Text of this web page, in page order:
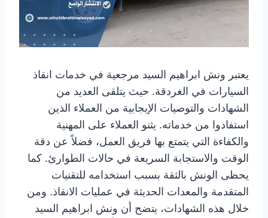
يعتبر ونش ابراهيم السيد مرجعية في خدمات انقاذ
السيارات في الغردقة. حيث يتلقى العديد من
الشهادات والتوصيات الإيجابية من العملاء الذين
استفادوا من خدماته. يثنو العملاء على المهنية
والكفاءة التي يتمتع بها فريق العمل، فضلاً عن دقة
الوقت والاستجابة السريعة في حالات الطوارئ. كما
يحظى الونش بالثقة بسبب استخدامه للتقنيات
المتقدمة والمعدات الحديثة في عمليات الانقاذ. ومن
خلال هذه الشهادات، يتضح أن ونش ابراهيم السيد